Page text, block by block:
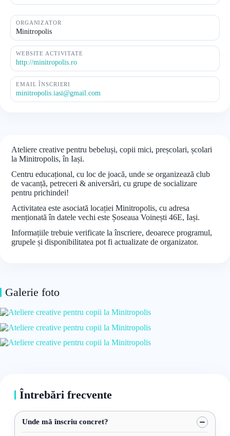
ORGANIZATOR
Minitropolis
WEBSITE ACTIVITATE
http://minitropolis.ro
EMAIL ÎNSCRIERI
minitropolis.iasi@gmail.com
Ateliere creative pentru bebeluși, copii mici, preșcolari, școlari
la Minitropolis, în Iași.
Centru educațional, cu loc de joacă, unde se organizează club
de vacanță, petreceri & aniversări, cu grupe de socializare
pentru prichindei!
Activitatea este asociată locației Minitropolis, cu adresa
menționată în datele vechi este Șoseaua Voinești 46E, Iași.
Informațiile trebuie verificate la înscriere, deoarece programul,
grupele și disponibilitatea pot fi actualizate de organizator.
Galerie foto
Întrebări frecvente
Unde mă înscriu concret?